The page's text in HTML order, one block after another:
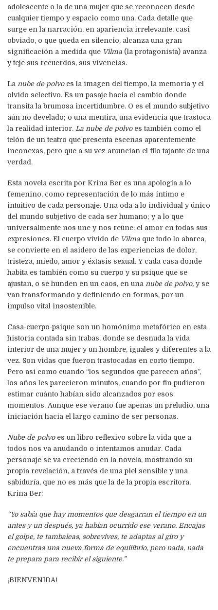
adolescente o la de una mujer que se reconocen desde
cualquier tiempo y espacio como una. Cada detalle que
surge en la narración, en apariencia irrelevante, casi
obviado, o que queda en silencio, alcanza una gran
significación a medida que Vilma (la protagonista) avanza
y teje sus recuerdos, sus vivencias.
La nube de polvoes la imagen del tiempo, la memoria y el
olvido selectivo. Es un pasaje hacia el cambio donde
transita la brumosa incertidumbre. O es el mundo subjetivo
aún no develado; o una mentira, una evidencia que trastoca
la realidad interior. La nube de polvoes también como el
telón de un teatro que presenta escenas aparentemente
inconexas, pero que a su vez anuncian el filo tajante de una
verdad.
Esta novela escrita por Krina Ber es una apología a lo
femenino, como representación de lo más íntimo e
intuitivo de cada personaje. Una oda a lo individual y único
del mundo subjetivo de cada ser humano; y a lo que
universalmente nos une y nos reúne: el amor en todas sus
expresiones. El cuerpo vívido de Vilma que todo lo abarca,
se convierte en el asidero de las experiencias de dolor,
tristeza, miedo, amor y éxtasis sexual. Y cada casa donde
habita es también como su cuerpo y su psique que se
ajustan, o se hunden en un caos, en una nube de polvo, y se
van transformando y definiendo en formas, por un
impulso vital insostenible.
Casa-cuerpo-psique son un homónimo metafórico en esta
historia contada sin trabas, donde se desnuda la vida
interior de una mujer y un hombre, iguales y diferentes a la
vez. Son vidas que fueron trastocadas en corto tiempo.
Pero así como cuando “los segundos que parecen años”,
los años les parecieron minutos, cuando por fin pudieron
estimar cuánto habían sido alcanzados por esos
momentos. Aunque ese verano fue apenas un preludio, una
iniciación hacia el largo camino de ser personas.
Nube de polvoes un libro reflexivo sobre la vida que a
todos nos va anudando o intentamos anudar. Cada
personaje se va creciendo en la novela, mostrando su
propia revelación, a través de una piel sensible y una
sabiduría, que no es más que la de la propia escritora,
Krina Ber:
“Yo sabía que hay momentos que desgarran el tiempo en un
antes y un después, ya habían ocurrido ese verano. Encajas
el golpe, te tambaleas, sobrevives, te adaptas al giro y
encuentras una nueva forma de equilibrio, pero nada, nada
te prepara para recibir el siguiente.”
¡BIENVENIDA!